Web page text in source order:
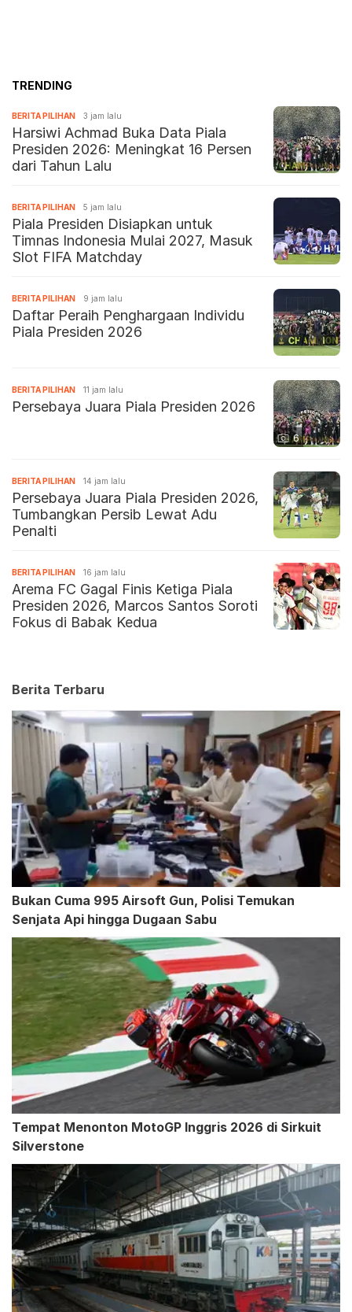
TRENDING
BERITA PILIHAN 3 jam lalu
Harsiwi Achmad Buka Data Piala
Presiden 2026: Meningkat 16 Persen
dari Tahun Lalu
BERITA PILIHAN 5 jam lalu
Piala Presiden Disiapkan untuk
Timnas Indonesia Mulai 2027, Masuk
Slot FIFA Matchday
BERITA PILIHAN 9 jam lalu
Daftar Peraih Penghargaan Individu
Piala Presiden 2026
6
BERITA PILIHAN 11 jam lalu
Persebaya Juara Piala Presiden 2026
BERITA PILIHAN 14 jam lalu
Persebaya Juara Piala Presiden 2026,
Tumbangkan Persib Lewat Adu
Penalti
BERITA PILIHAN 16 jam lalu
Arema FC Gagal Finis Ketiga Piala
Presiden 2026, Marcos Santos Soroti
Fokus di Babak Kedua
Berita Terbaru
Bukan Cuma 995 Airsoft Gun, Polisi Temukan
Senjata Api hingga Dugaan Sabu
Tempat Menonton MotoGP Inggris 2026 di Sirkuit
Silverstone